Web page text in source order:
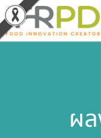
ผลิตภัณฑ์และจำห
ผ